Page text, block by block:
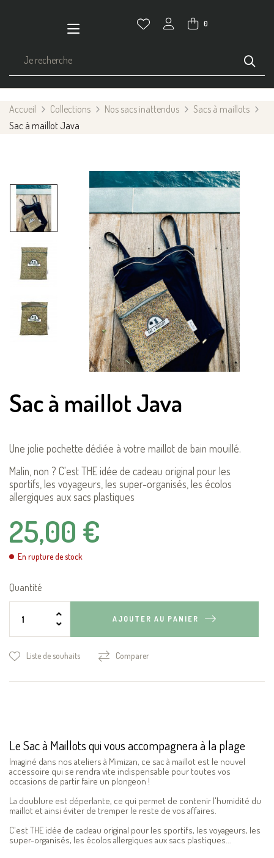
0
Accueil Collections Nos sacs inattendus
Sacs à maillots
Sac à maillot Java
Sac à maillot Java
Une jolie pochette dédiée à votre maillot de bain mouillé.
Malin, non ? C'est THE idée de cadeau original pour les
sportifs, les voyageurs, les super-organisés, les écolos
allergiques aux sacs plastiques
25,00 €
En rupture de stock
Quantité
AJOUTER AU PANIER
Liste de souhaits Comparer
Le Sac à Maillots qui vous accompagnera à la plage
Imaginé dans nos ateliers à Mimizan, ce sac à maillot est le nouvel
accessoire qui se rendra vite indispensable pour toutes vos
occasions de partir faire un plongeon !
La doublure est déperlante, ce qui permet de contenir l'humidité du
maillot et ainsi éviter de tremper le reste de vos affaires.
C'est THE idée de cadeau original pour les sportifs, les voyageurs, les
super-organisés, les écolos allergiques aux sacs plastiques...